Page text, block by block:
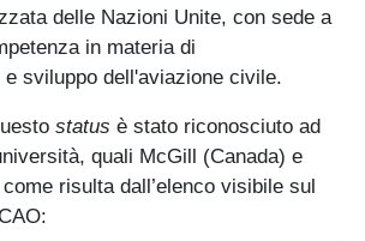
delle Nazioni Unite, con sede a
in materia di
e sviluppo dell'aviazione civile.
status è stato riconosciuto ad
quali McGill (Canada) e
risulta dall’elenco visibile sul